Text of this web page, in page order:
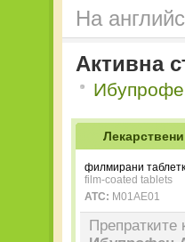
На
Активна
филмирани
film-coated tablets
ATC: M01AE01
Препратките